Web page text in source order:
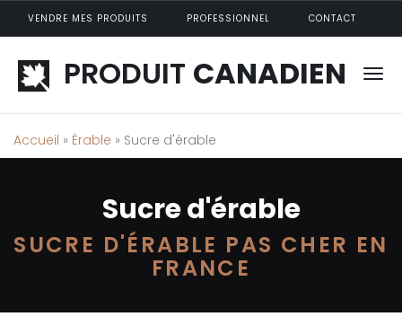
Aller au contenu principal
VENDRE MES PRODUITS PROFESSIONNEL CONTACT
PRODUIT CANADIEN
Accueil » Érable » Sucre d'érable
Sucre d'érable
SUCRE D'ÉRABLE PAS CHER EN
FRANCE